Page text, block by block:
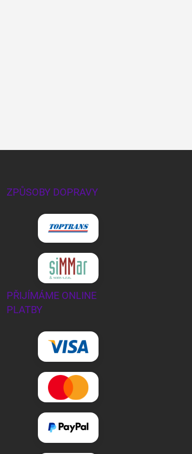
ZPŮSOBY DOPRAVY
PŘIJÍMÁME ONLINE
PLATBY